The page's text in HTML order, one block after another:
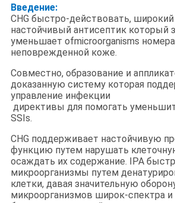
Введение:
CHG быстро-действовать, широкий
настойчивый антисептик который
уменьшает ofmicroorganisms
неповрежденной коже.
Совместно, образование и
доказанную систему которая
управление инфекции
директивы для помогать
SSIs.
CHG поддерживает настойчивую
функцию путем нарушать
осаждать их содержание. IPA
микроорганизмы путем
клетки, давая значительную
микроорганизмов широк-спектра и